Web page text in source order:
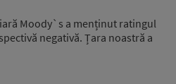
Moody`s a menținut ratingul
negativă. Țara noastră a